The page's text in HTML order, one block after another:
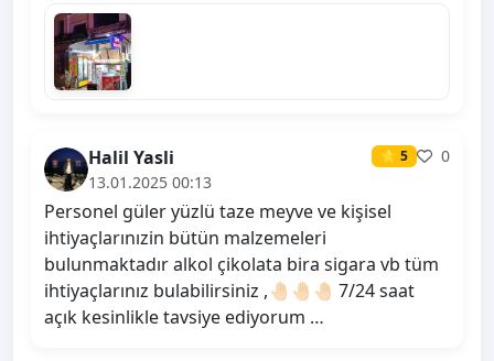
Halil Yasli ⭐ 5
0
13.01.2025 00:13
Personel güler yüzlü taze meyve ve kişisel
ihtiyaçlarınızin bütün malzemeleri
bulunmaktadır alkol çikolata bira sigara vb tüm
ihtiyaçlarınız bulabilirsiniz ,🤚🏻🤚🏻🤚🏻 7/24 saat
açık kesinlikle tavsiye ediyorum …